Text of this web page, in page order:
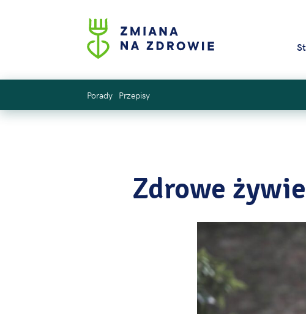
Porady Przepisy
Zdrowe